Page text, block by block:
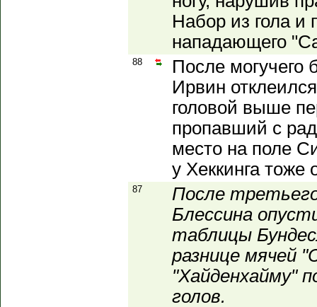
Набор из гола и
нападающего
88
После могучего
Ирвин
головой выше
пропавший с
место на поле
у Хеккинга тоже
87
После
Блессина
таблицы
разнице мячей
"Хайденхайму"
голов.